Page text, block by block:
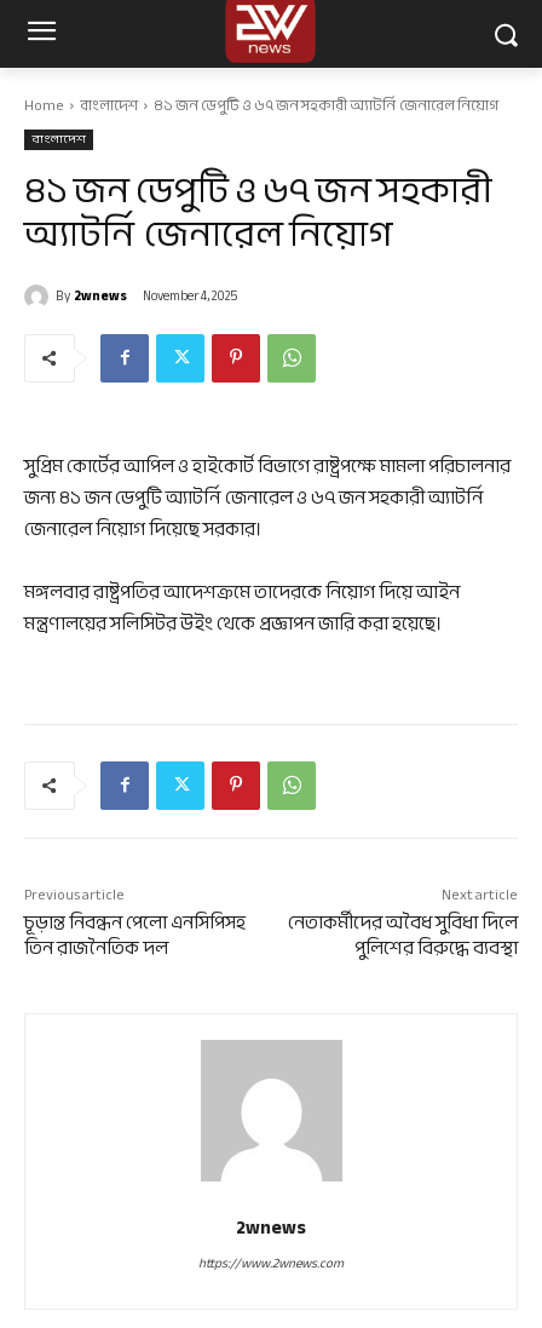
Home বাংলাদেশ ৪১ জন ডেপুটি ও ৬৭ জন সহকারী অ্যাটর্নি জেনারেল নিয়োগ
বাংলাদেশ
৪১ জন ডেপুটি ও ৬৭ জন সহকারী
অ্যাটর্নি জেনারেল নিয়োগ
By2wnews November 4, 2025
সুপ্রিম কোর্টের আপিল ও হাইকোর্ট বিভাগে রাষ্ট্রপক্ষে মামলা পরিচালনার
জন্য ৪১ জন ডেপুটি অ্যাটর্নি জেনারেল ও ৬৭ জন সহকারী অ্যাটর্নি
জেনারেল নিয়োগ দিয়েছে সরকার।
মঙ্গলবার রাষ্ট্রপতির আদেশক্রমে তাদেরকে নিয়োগ দিয়ে আইন
মন্ত্রণালয়ের সলিসিটর উইং থেকে প্রজ্ঞাপন জারি করা হয়েছে।
Previous article
চূড়ান্ত নিবন্ধন পেলো এনসিপিসহ
তিন রাজনৈতিক দল
Next article
নেতাকর্মীদের অবৈধ সুবিধা দিলে
পুলিশের বিরুদ্ধে ব্যবস্থা
2wnews
https://www.2wnews.com